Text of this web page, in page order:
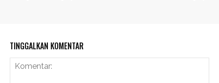
TINGGALKAN KOMENTAR